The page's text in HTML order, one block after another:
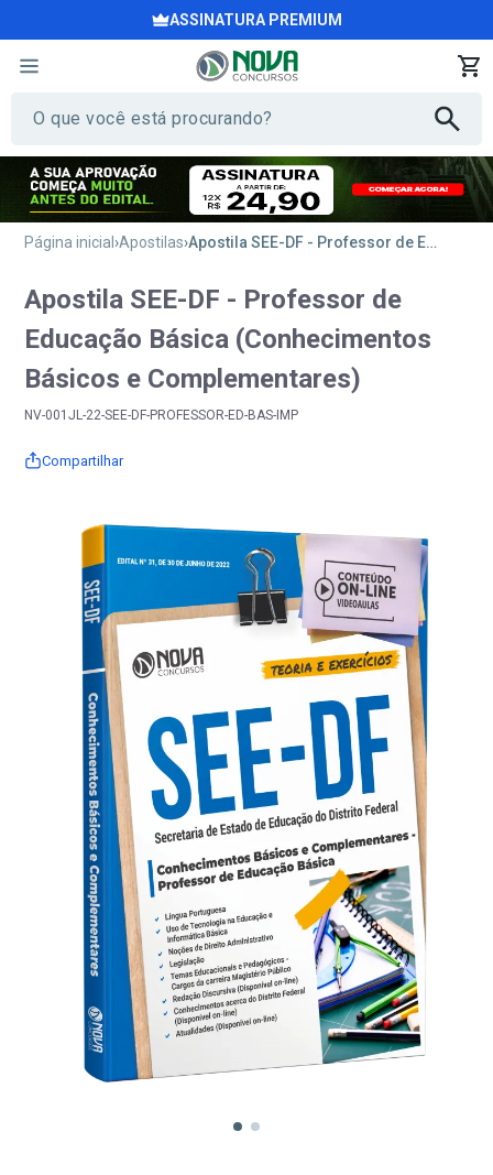
ASSINATURA PREMIUM
Página inicial Apostilas Apostila SEE-DF - Professor de Educação Básica (Conhecimentos Básicos e Complementares)
Apostila SEE-DF - Professor de
Educação Básica (Conhecimentos
Básicos e Complementares)
NV-001JL-22-SEE-DF-PROFESSOR-ED-BAS-IMP
Compartilhar